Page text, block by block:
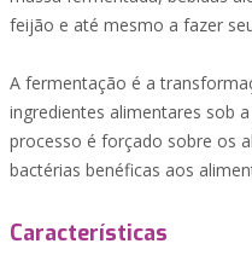
feijão e até mesmo a fazer
A fermentação é a
ingredientes alimentares sob
processo é forçado sobre os
bactérias benéficas aos
Características